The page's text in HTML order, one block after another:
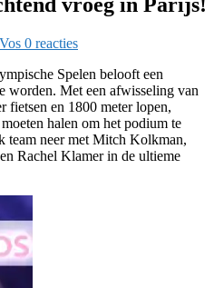
0 reacties
Spelen belooft een
worden. Met een afwisseling van
fietsen en 1800 meter lopen,
halen om het podium te
team neer met Mitch Kolkman,
Rachel Klamer in de ultieme